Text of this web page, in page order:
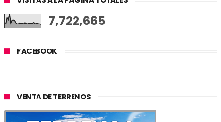
7,722,665
FACEBOOK
VENTA DE TERRENOS